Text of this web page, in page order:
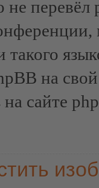
такого
на
сайте